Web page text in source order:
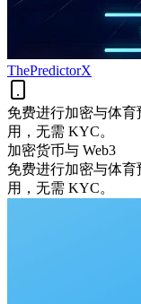
ThePredictorX
免费进行加密与体育
用，无需 KYC。
加密货币与 Web3
免费进行加密与体育
用，无需 KYC。